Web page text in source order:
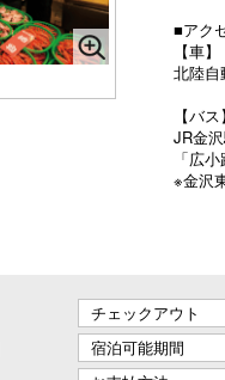
■アク
【車】
北陸自
【バス】
JR金
「広
※金沢
チェックアウト
宿泊可能期間